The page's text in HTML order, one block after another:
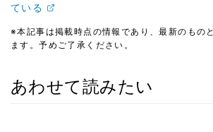
ている
※本記事は掲載時点の情報であり、最新のもの
ます。予めご了承ください。
あわせて読みたい